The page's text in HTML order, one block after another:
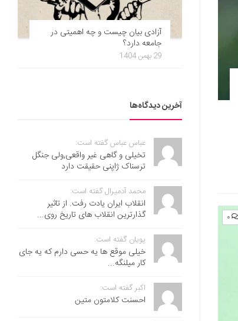
۰
آزادی بیان چیست و چه اهمیتی در
جامعه دارد؟
29 بهمن 1404
آخرین دیدگاه‌ها
عباس عباس گفته است:
تخیلی و گاهی غیر واقعی,ولی جنگل
ترسناک ژاپنی حقیقت دارد
محمد آدمیرال گفته است:
انقلاب ایران یادت رفت. از تاثیر
گذارترین انقلاب های تاریخ روی...
پویان گفته است:
خیلی موقع ها یه حسی دارم که یه جای
کار میلنگه...
اکبر گفته است:
احسنت ‌کلامتون متین